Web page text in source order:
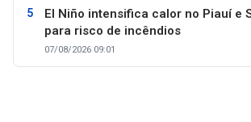
El Niño intensifica calor no Piauí e
para risco de incêndios
07/08/2026 09:01